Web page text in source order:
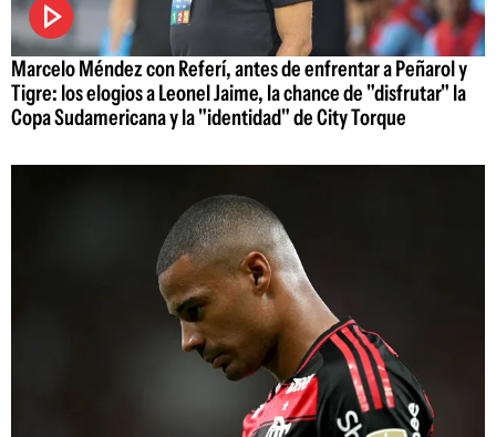
Marcelo Méndez con Referí, antes de enfrentar a Peñarol y
Tigre: los elogios a Leonel Jaime, la chance de "disfrutar" la
Copa Sudamericana y la "identidad" de City Torque